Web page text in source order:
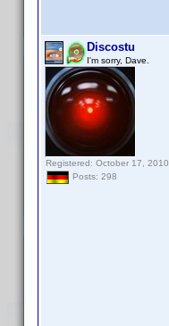
Discostu
I'm sorry, Dave.
Registered: October 17, 2010
Posts: 298